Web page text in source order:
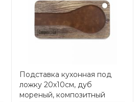
Подставка кухонная под
ложку 20х10см, дуб
мореный, композитный